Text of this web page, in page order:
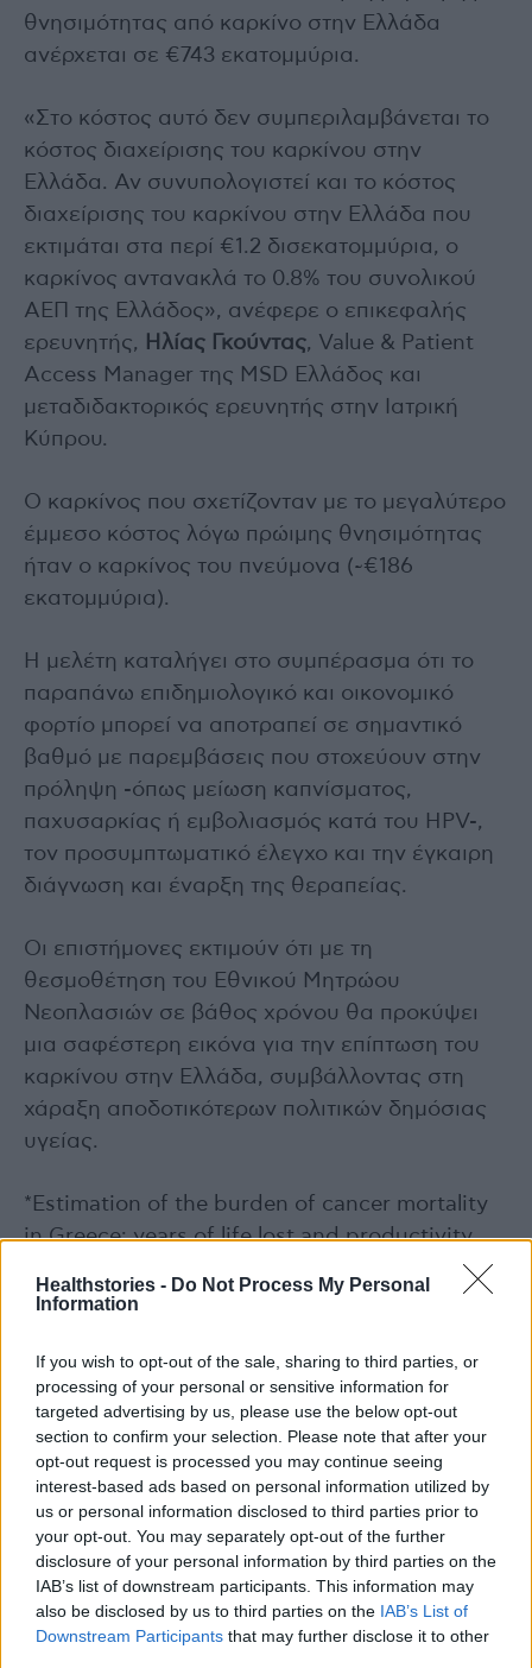
Healthstories - Do Not Process My Personal
Information
If you wish to opt-out of the sale, sharing to third parties, or
processing of your personal or sensitive information for
targeted advertising by us, please use the below opt-out
section to confirm your selection. Please note that after your
opt-out request is processed you may continue seeing
interest-based ads based on personal information utilized by
us or personal information disclosed to third parties prior to
your opt-out. You may separately opt-out of the further
disclosure of your personal information by third parties on the
IAB’s list of downstream participants. This information may
also be disclosed by us to third parties on the IAB’s List of
Downstream Participants that may further disclose it to other
θνησιμότητας από καρκίνο στην Ελλάδα
ανέρχεται σε €743 εκατομμύρια.
«Στο κόστος αυτό δεν συμπεριλαμβάνεται το
κόστος διαχείρισης του καρκίνου στην
Ελλάδα. Αν συνυπολογιστεί και το κόστος
διαχείρισης του καρκίνου στην Ελλάδα που
εκτιμάται στα περί €1.2 δισεκατομμύρια, ο
καρκίνος αντανακλά το 0.8% του συνολικού
ΑΕΠ της Ελλάδος», ανέφερε ο επικεφαλής
ερευνητής,
Ηλίας Γκούντας, Value & Patient
Access Manager της MSD Ελλάδος και
μεταδιδακτορικός ερευνητής στην Ιατρική
Κύπρου.
Ο καρκίνος που σχετίζονταν με το μεγαλύτερο
έμμεσο κόστος λόγω πρώιμης θνησιμότητας
ήταν ο καρκίνος του πνεύμονα (~€186
εκατομμύρια).
Η μελέτη καταλήγει στο συμπέρασμα ότι το
παραπάνω επιδημιολογικό και οικονομικό
φορτίο μπορεί να αποτραπεί σε σημαντικό
βαθμό με παρεμβάσεις που στοχεύουν στην
πρόληψη -όπως μείωση καπνίσματος,
παχυσαρκίας ή εμβολιασμός κατά του HPV-,
τον προσυμπτωματικό έλεγχο και την έγκαιρη
διάγνωση και έναρξη της θεραπείας.
Οι επιστήμονες εκτιμούν ότι με τη
θεσμοθέτηση του Εθνικού Μητρώου
Νεοπλασιών σε βάθος χρόνου θα προκύψει
μια σαφέστερη εικόνα για την επίπτωση του
καρκίνου στην Ελλάδα, συμβάλλοντας στη
χάραξη αποδοτικότερων πολιτικών δημόσιας
υγείας.
*Estimation of the burden of cancer mortality
in Greece: years of life lost and productivity
Ilias Gountas1, Anastasios Skroumpelos1,
Theodoros Tsichritzis1, Antonis Karokis1
1 MSD Greece, Athens
2 Outcomes Research, MSD Hungary,
Budapest.
3 Outcomes Research, MSD Sweden,
Stockholm.
Βιβλιογραφία
1. Bray et al. CA Cancer J Clin 2024